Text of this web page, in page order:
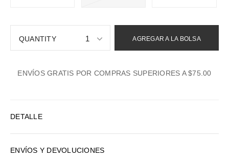
1
2
AGREGAR A LA BOLSA
ENVÍOS GRATIS POR COMPRAS SUPERIORES A $75.00
DETALLE
ENVÍOS Y DEVOLUCIONES